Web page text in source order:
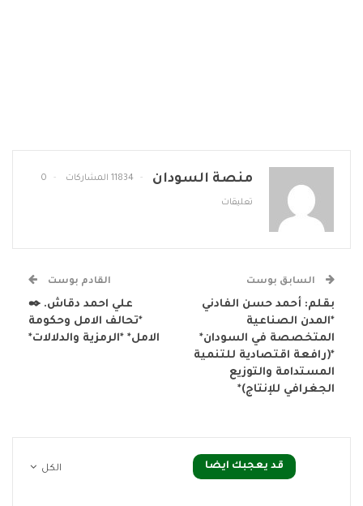
منصة السودان 11834 المشاركات 0
تعليقات
السابق بوست
بقلم: أحمد حسن الفادني
*المدن الصناعية
المتخصصة في السودان*
*(رافعة اقتصادية للتنمية
المستدامة والتوزيع
الجغرافي للإنتاج)*
القادم بوست
علي احمد دقاش. ✒️
*تحالف الامل وحكومة
الامل* *الرمزية والدلالات*
الكل قد يعجبك ايضا